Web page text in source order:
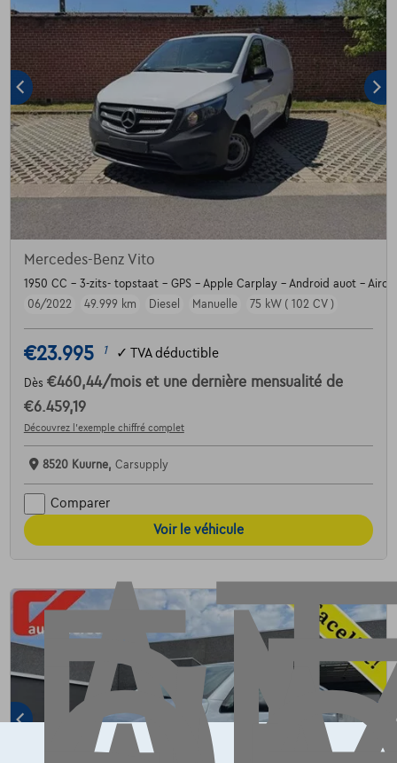
Mercedes-Benz Vito
1950 CC - 3-zits- topstaat - GPS - Apple Carplay - Android auot -
06/2022
49.999 km Diesel Manuelle 75 kW ( 102 CV )
€23.995 1 ✓ TVA déductible
Dès €460,44/mois et une dernière mensualité de
€6.459,19
Découvrez l’exemple chiffré complet
8520 Kuurne, Carsupply
Comparer
Voir le véhicule